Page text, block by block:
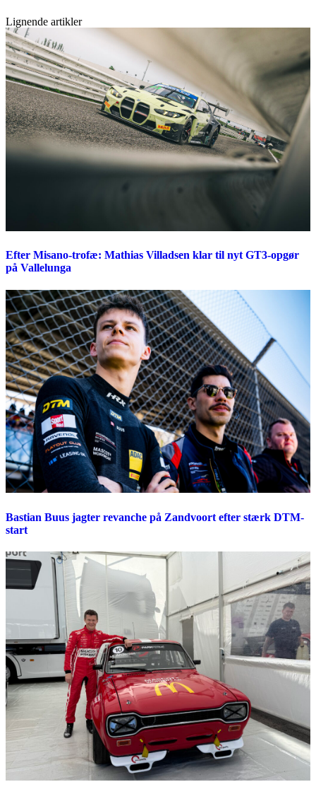
Lignende artikler
Efter Misano-trofæ: Mathias Villadsen klar til nyt GT3-opgør
på Vallelunga
Bastian Buus jagter revanche på Zandvoort efter stærk DTM-
start